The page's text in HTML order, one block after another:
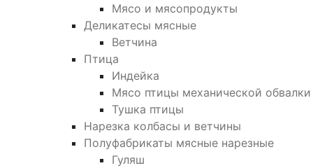
Мясо и мясопродукты
Деликатесы мясные
Ветчина
Птица
Индейка
Мясо птицы механической обвалки
Тушка птицы
Нарезка колбасы и ветчины
Полуфабрикаты мясные нарезные
Гуляш